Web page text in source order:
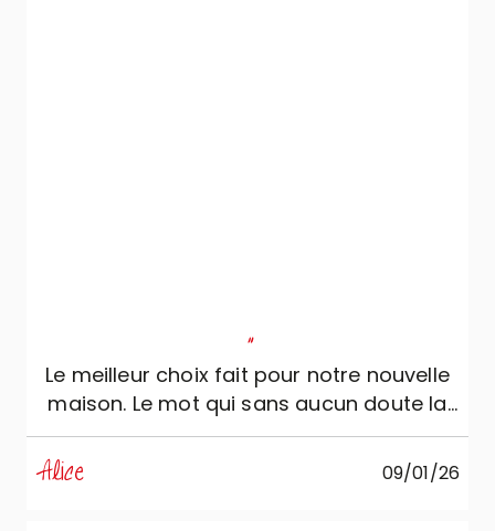
"
Le meilleur choix fait pour notre nouvelle
maison. Le mot qui sans aucun doute la
caractérise est « élégance ». Cristina est
la personne dont nous avions vraiment
besoin : gentille et très compétente, elle a
Alice 09/01/26